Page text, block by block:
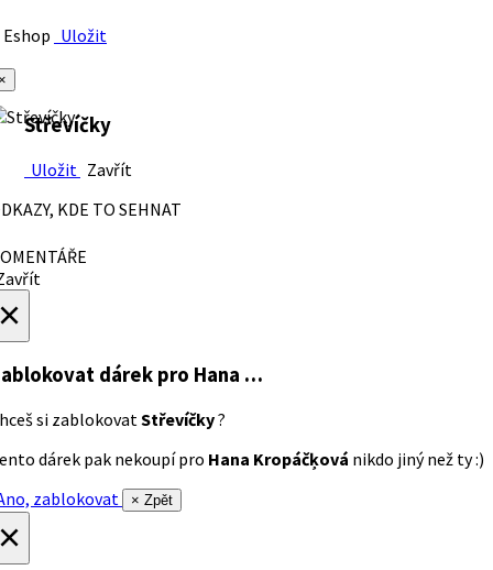
Uložit
Střevíčky
Uložit Zavřít
KDE TO SEHNAT
dárek pro Hana …
si zablokovat Střevíčky?
dárek pak nekoupí pro Hana Kropáčķová nikdo jiný než ty :)
zablokovat
× Zpět